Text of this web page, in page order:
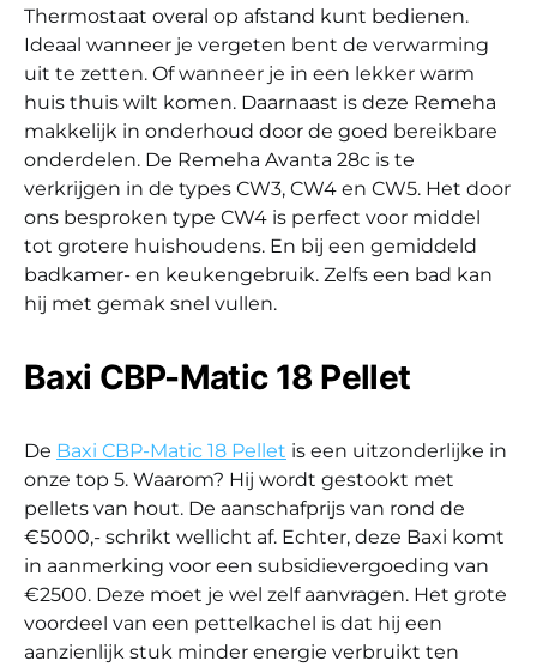
Thermostaat overal op afstand kunt bedienen.
Ideaal wanneer je vergeten bent de verwarming
uit te zetten. Of wanneer je in een lekker warm
huis thuis wilt komen. Daarnaast is deze Remeha
makkelijk in onderhoud door de goed bereikbare
onderdelen. De Remeha Avanta 28c is te
verkrijgen in de types CW3, CW4 en CW5. Het door
ons besproken type CW4 is perfect voor middel
tot grotere huishoudens. En bij een gemiddeld
badkamer- en keukengebruik. Zelfs een bad kan
hij met gemak snel vullen.
Baxi CBP-Matic 18 Pellet
De Baxi CBP-Matic 18 Pellet is een uitzonderlijke in
onze top 5. Waarom? Hij wordt gestookt met
pellets van hout. De aanschafprijs van rond de
€5000,- schrikt wellicht af. Echter, deze Baxi komt
in aanmerking voor een subsidievergoeding van
€2500. Deze moet je wel zelf aanvragen. Het grote
voordeel van een pettelkachel is dat hij een
aanzienlijk stuk minder energie verbruikt ten